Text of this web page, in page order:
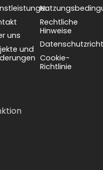
uns
und
Rechtliche
Hinweise
Cookie-
Richtlinie